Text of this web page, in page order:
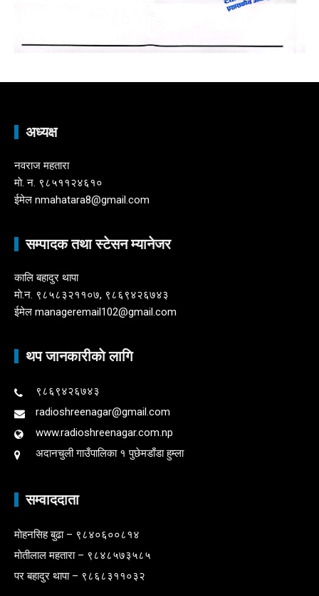
अध्यक्ष
नवराज महतारा
माे. न. ९८५११२४६१०
ईमेल nmahatara8@gmail.com
सम्पादक तथा स्टेसन म्यानेजर
कालि बहादुर थापा
माे.न. ९८५८३२११०७, ९८६९४२६७४३
ईमेल manageremail102@gmail.com
थप जानकारीकाे लागि
९८६९४२६७४३
radioshreenagar@gmail.com
www.radioshreenagar.com.np
अदानचुली गाउँपालिका १ पुछेमडाँडा हुम्ला
सम्वाददाता
माेहनसिह बुढा – ९८४०६००८१४
माेतीलाल महतारा – ९८४८५७३५८५
पर बहादुर थापा – ९८६८३११०३२